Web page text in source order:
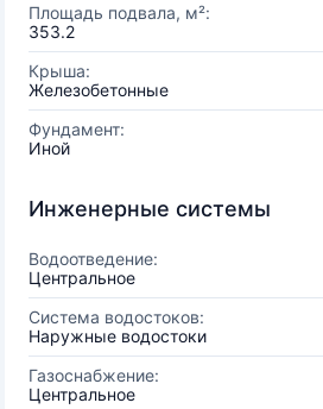
Площадь подвала, м²:
353.2
Крыша:
Железобетонные
Фундамент:
Иной
Инженерные системы
Водоотведение:
Центральное
Система водостоков:
Наружные водостоки
Газоснабжение:
Центральное